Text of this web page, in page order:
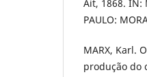
Ait, 1868. IN:
PAULO:
MARX, Karl.
produção do